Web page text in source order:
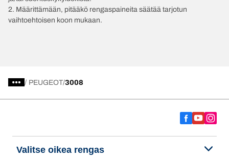
2. Määrittämään, pitääkö rengaspaineita säätää tarjotun
vaihtoehtoisen koon mukaan.
/ PEUGEOT 3008
Valitse oikea rengas